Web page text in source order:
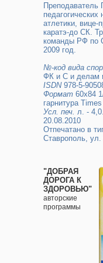
атлетики, вице-
каратэ-до СК.
команды РФ по
2009 год.
№-код вида
ФК и С и делам
ISDN978-5-
Формат 60х84
гарнитура
Усл. печ. л. - 4,0.
20.08.2010
Отпечатано в
Ставрополь, ул.
"ДОБРАЯ
ДОРОГА К
ЗДОРОВЬЮ"
авторские
программы